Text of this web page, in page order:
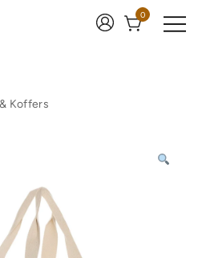
0
Koffers